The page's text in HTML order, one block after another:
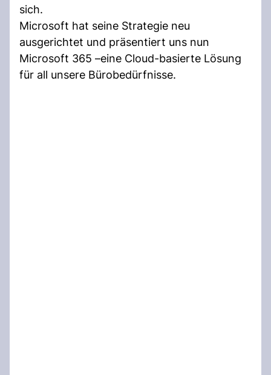
sich.
Microsoft hat seine Strategie neu
ausgerichtet und präsentiert uns nun
Microsoft 365 –eine Cloud-basierte Lösung
für all unsere Bürobedürfnisse.